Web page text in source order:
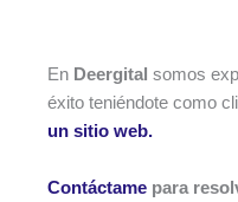
En Deergital somos
éxito teniéndote como
un sitio web.
Contáctame para